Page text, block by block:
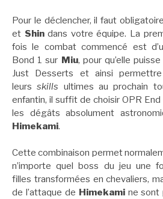
Pour le déclencher, il faut
et Shindans votre équipe. La
fois le combat commencé est
Bond 1 sur Miu, pour qu’elle
Just Desserts et ainsi
leursskills ultimes au prochain
enfantin, il suffit de choisir OPR End
les dégâts absolument
Himekami.
Cette combinaison permet
n’importe quel boss du jeu une
filles transformées en chevaliers,
de l’attaque de Himekamine sont